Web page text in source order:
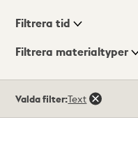
Visningsläge
Filtrera tid
Filtrera materialtyper
träffar
Valda filter:Text